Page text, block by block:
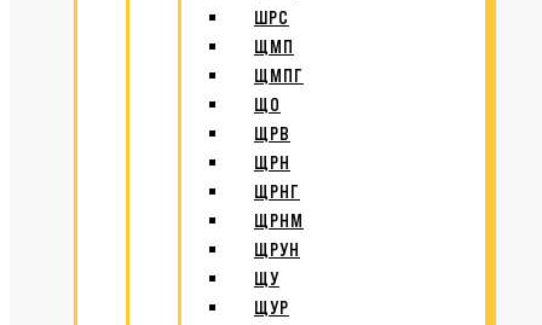
ШРС
ЩМП
ЩМПГ
ЩО
ЩРВ
ЩРН
ЩРНГ
ЩРНМ
ЩРУН
ЩУ
ЩУР